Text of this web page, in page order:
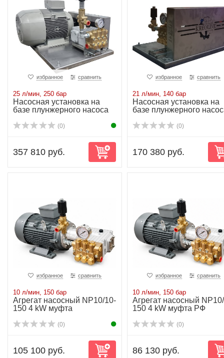
избранное сравнить
25 л/мин, 250 бар
Насосная установка на
базе плунжерного насоса
(0)
357 810 руб.
избранное сравнить
21 л/мин, 140 бар
Насосная установка на
базе плунжерного
(0)
170 380 руб.
избранное сравнить
10 л/мин, 150 бар
Агрегат насосный NP10/10-
150 4 kW муфта
(0)
105 100 руб.
избранное сравнить
10 л/мин, 150 бар
Агрегат насосный
150 4 kW муфта РФ
(0)
86 130 руб.